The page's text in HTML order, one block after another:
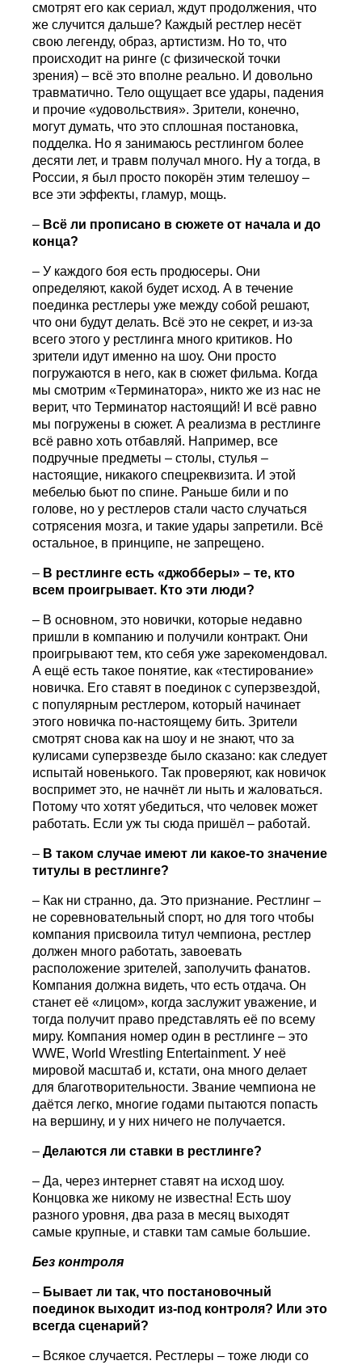
смотрят его как сериал, ждут продолжения, что
же случится дальше? Каждый рестлер несёт
свою легенду, образ, артистизм. Но то, что
происходит на ринге (с физической точки
зрения) – всё это вполне реально. И довольно
травматично. Тело ощущает все удары, падения
и прочие «удовольствия». Зрители, конечно,
могут думать, что это сплошная постановка,
подделка. Но я занимаюсь рестлингом более
десяти лет, и травм получал много. Ну а тогда, в
России, я был просто покорён этим телешоу –
все эти эффекты, гламур, мощь.
– Всё ли прописано в сюжете от начала и до
конца?
– У каждого боя есть продюсеры. Они
определяют, какой будет исход. А в течение
поединка рестлеры уже между собой решают,
что они будут делать. Всё это не секрет, и из-за
всего этого у рестлинга много критиков. Но
зрители идут именно на шоу. Они просто
погружаются в него, как в сюжет фильма. Когда
мы смотрим «Терминатора», никто же из нас не
верит, что Терминатор настоящий! И всё равно
мы погружены в сюжет. А реализма в рестлинге
всё равно хоть отбавляй. Например, все
подручные предметы – столы, стулья –
настоящие, никакого спецреквизита. И этой
мебелью бьют по спине. Раньше били и по
голове, но у рестлеров стали часто случаться
сотрясения мозга, и такие удары запретили. Всё
остальное, в принципе, не запрещено.
– В рестлинге есть «джобберы» – те, кто
всем проигрывает. Кто эти люди?
– В основном, это новички, которые недавно
пришли в компанию и получили контракт. Они
проигрывают тем, кто себя уже зарекомендовал.
А ещё есть такое понятие, как «тестирование»
новичка. Его ставят в поединок с суперзвездой,
с популярным рестлером, который начинает
этого новичка по-настоящему бить. Зрители
смотрят снова как на шоу и не знают, что за
кулисами суперзвезде было сказано: как следует
испытай новенького. Так проверяют, как новичок
воспримет это, не начнёт ли ныть и жаловаться.
Потому что хотят убедиться, что человек может
работать. Если уж ты сюда пришёл – работай.
– В таком случае имеют ли какое-то значение
титулы в рестлинге?
– Как ни странно, да. Это признание. Рестлинг –
не соревновательный спорт, но для того чтобы
компания присвоила титул чемпиона, рестлер
должен много работать, завоевать
расположение зрителей, заполучить фанатов.
Компания должна видеть, что есть отдача. Он
станет её «лицом», когда заслужит уважение, и
тогда получит право представлять её по всему
миру. Компания номер один в рестлинге – это
WWE, World Wrestling Entertainment. У неё
мировой масштаб и, кстати, она много делает
для благотворительности. Звание чемпиона не
даётся легко, многие годами пытаются попасть
на вершину, и у них ничего не получается.
–Делаются ли ставки в рестлинге?
– Да, через интернет ставят на исход шоу.
Концовка же никому не известна! Есть шоу
разного уровня, два раза в месяц выходят
самые крупные, и ставки там самые большие.
Без контроля
– Бывает ли так, что постановочный
поединок выходит из-под контроля? Или это
всегда сценарий?
– Всякое случается. Рестлеры – тоже люди со